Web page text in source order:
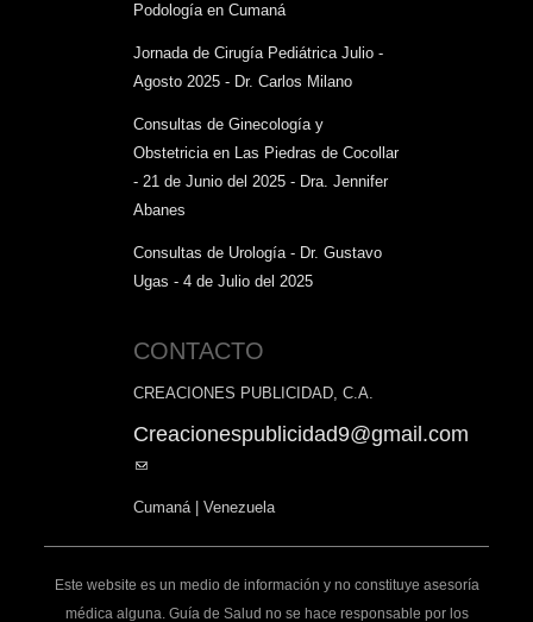
Podología en Cumaná
Jornada de Cirugía Pediátrica Julio -
Agosto 2025 - Dr. Carlos Milano
Consultas de Ginecología y
Obstetricia en Las Piedras de Cocollar
- 21 de Junio del 2025 - Dra. Jennifer
Abanes
Consultas de Urología - Dr. Gustavo
Ugas - 4 de Julio del 2025
CONTACTO
CREACIONES PUBLICIDAD, C.A.
Creacionespublicidad9@gmail.com
(link
mail)
Cumaná | Venezuela
Este website es un medio de información y no constituye asesoría
médica alguna. Guía de Salud no se hace responsable por los